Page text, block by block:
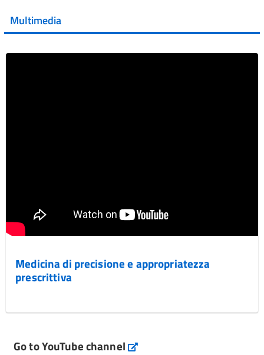
Vai al post →
Multimedia
Medicina di precisione e appropriatezza
prescrittiva
Go to YouTube channel